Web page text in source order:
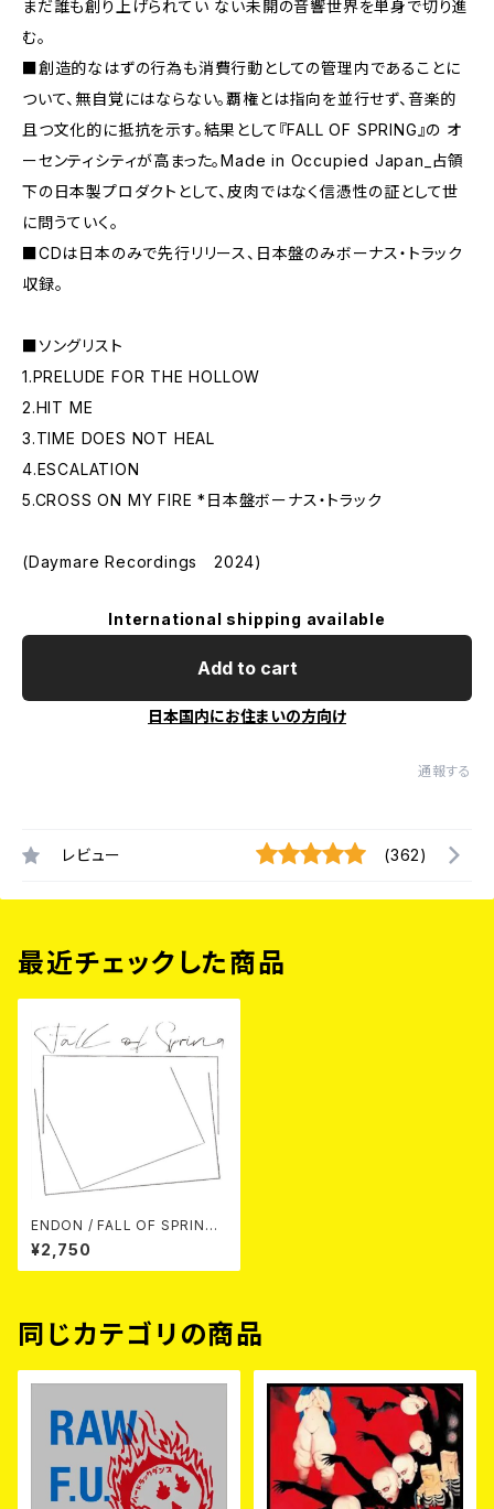
まだ誰も創り上げられてい ない未開の音響世界を単身で切り進
む。
■創造的なはずの行為も消費行動としての管理内であることに
ついて、無自覚にはならない。覇権とは指向を並行せず、音楽的
且つ文化的に抵抗を示す。結果として『FALL OF SPRING』の オ
ーセンティシティが高まった。Made in Occupied Japan_占領
下の日本製プロダクトとして、皮肉ではなく信憑性の証として世
に問うていく。
■CDは日本のみで先行リリース、日本盤のみボーナス・トラック
収録。
■ソングリスト
1.PRELUDE FOR THE HOLLOW
2.HIT ME
3.TIME DOES NOT HEAL
4.ESCALATION
5.CROSS ON MY FIRE *日本盤ボーナス・トラック
(Daymare Recordings 2024)
International shipping available
Add to cart
日本国内にお住まいの方向け
通報する
レビュー (362)
最近チェックした商品
ENDON / FALL OF SPRING
CD
¥2,750
同じカテゴリの商品